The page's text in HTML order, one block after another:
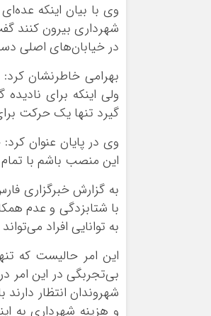
وی با بیان اینکه
شهرداری بیرون کنند
در خیابان‌های اصلی
بهرامی خاطرنشان
ولی اینکه برای
گیرد تنها یک حرکت
وی در پایان عنوان
این منصب باشم با
به گزارش خبرگزاری
با شتابزدگی و عدم
به توانایی افراد
این امر حالیست که
بی‌تجربگی در این امر
شهروندان انتظار
و هزینه شهرداری به